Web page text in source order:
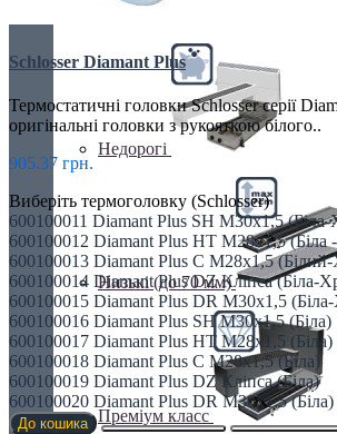
Недорогі
Низькі (до 70 мм)
Преміум класс
Schlosser Diamant Plus
Термостатичні головки Schlosser серії
оригінальні головки з рукояткою білого..
905.37 грн.
Виберіть термоголовку (Schlosser)
600100011 Diamant Plus SH M30x1,5
600100012 Diamant Plus HT M28x1,5
600100013 Diamant Plus C M28x1,5
600100014 Diamant Plus DZ Кліпса (Біла-
600100015 Diamant Plus DR M30x1,5
600100016 Diamant Plus SH M30x1,5 (Біла)
600100017 Diamant Plus HT M28x1,5 (Біла)
600100018 Diamant Plus C M28x1,5 (Біла)
600100019 Diamant Plus DZ Кліпса (Біла)
600100020 Diamant Plus DR M30x1,5 (Біла)
До кошика